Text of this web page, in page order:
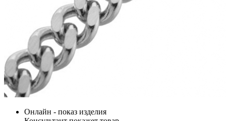
Онлайн - показ изделия